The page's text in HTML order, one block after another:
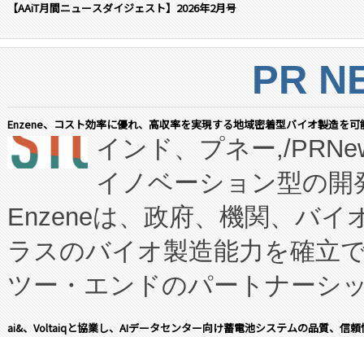
【AAiT月間ニュースダイジェスト】2026年2月号
PR
Enzene、コスト効率に優れ、高収率を実現する地域密着型バイオ製造を
インド、プネー,/
イノベーション型の
Enzeneは、政府、機関、バイ
ラスのバイオ製造能力を確立
ツー・エンドのパートナーシ
表しました。 同社の実績ある
ai&、Voltaiqと協業し、AIデータセンター向け蓄電池システムの品質、信